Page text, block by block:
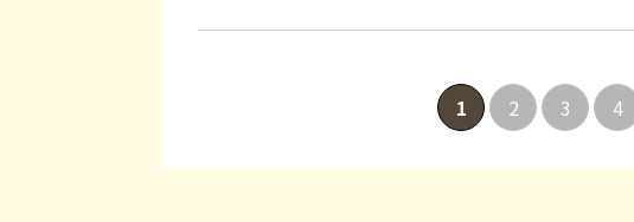
1 2 3 4